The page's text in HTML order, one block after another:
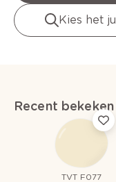
Kies het
Recent
TVT F077